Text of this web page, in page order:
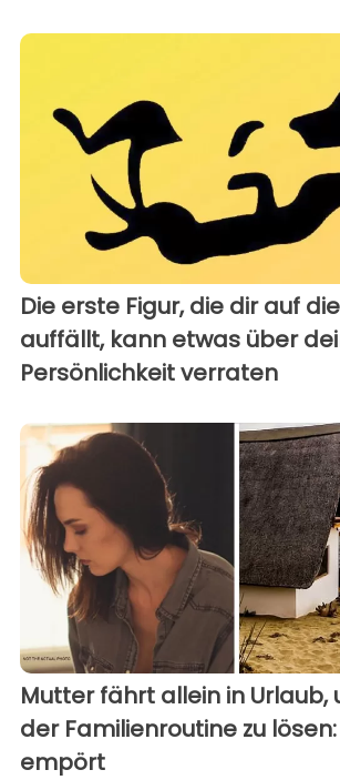
Die erste Figur, die dir auf
auffällt, kann etwas über
Persönlichkeit verraten
Mutter fährt allein in Urlaub,
der Familienroutine zu
empört